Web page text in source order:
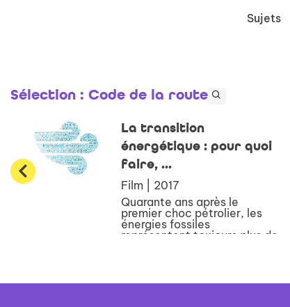
Sujets
Sélection : Code de la route
La transition
énergétique : pour quoi
faire, ...
Film | 2017
Quarante ans après le
premier choc pétrolier, les
énergies fossiles
représentent toujours plus de
clairement celui de la